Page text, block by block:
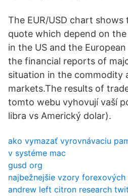
The EUR/USD chart
quote which depend on
in the US and the
the financial reports of
situation in the commodity
markets.The results of
tomto webu vyhovují vaší
libra vs Americký dolar).
ako vymazať vyrovnávaciu
v systéme mac
gusd org
najbežnejšie vzory
andrew left citron research